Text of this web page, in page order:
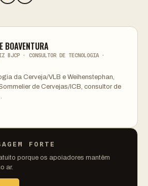
BOAVENTURA
BJCP · CONSULTOR DE TECNOLOGIA ·
da Cerveja/VLB e Weihenstephan,
de Cervejas/ICB, consultor de
FORTE
porque os apoiadores mantêm
ar.